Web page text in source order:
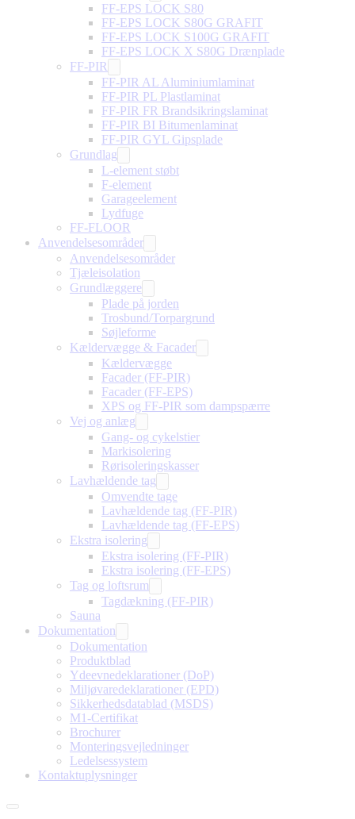
FF-EPS LOCK S80
FF-EPS LOCK S80G GRAFIT
FF-EPS LOCK S100G GRAFIT
FF-EPS LOCK X S80G Drænplade
FF-PIR
FF-PIR AL Aluminiumlaminat
FF-PIR PL Plastlaminat
FF-PIR FR Brandsikringslaminat
FF-PIR BI Bitumenlaminat
FF-PIR GYL Gipsplade
Grundlag
L-element støbt
F-element
Garageelement
Lydfuge
FF-FLOOR
Anvendelsesområder
Anvendelsesområder
Tjæleisolation
Grundlæggere
Plade på jorden
Trosbund/Torpargrund
Søjleforme
Kældervægge & Facader
Kældervægge
Facader (FF-PIR)
Facader (FF-EPS)
XPS og FF-PIR som dampspærre
Vej og anlæg
Gang- og cykelstier
Markisolering
Rørisoleringskasser
Lavhældende tag
Omvendte tage
Lavhældende tag (FF-PIR)
Lavhældende tag (FF-EPS)
Ekstra isolering
Ekstra isolering (FF-PIR)
Ekstra isolering (FF-EPS)
Tag og loftsrum
Tagdækning (FF-PIR)
Sauna
Dokumentation
Dokumentation
Produktblad
Ydeevnedeklarationer (DoP)
Miljøvaredeklarationer (EPD)
Sikkerhedsdatablad (MSDS)
M1-Certifikat
Brochurer
Monteringsvejledninger
Ledelsessystem
Kontaktuplysninger